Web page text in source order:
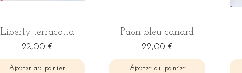
Aperçu rapide
Liberty terracotta
Prix
22,00 €
Ajouter au panier
Aperçu rapide
Paon bleu canard
Prix
22,00 €
Ajouter au panier